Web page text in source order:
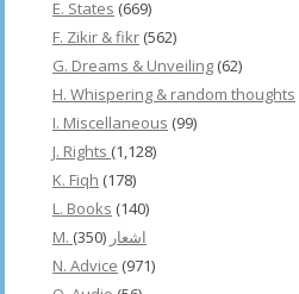
E. States (669)
F. Zikir & fikr (562)
G. Dreams & Unveiling (62)
H. Whispering & random thoughts
I. Miscellaneous (99)
J. Rights (1,128)
K. Fiqh (178)
L. Books (140)
M. اشعار (350)
N. Advice (971)